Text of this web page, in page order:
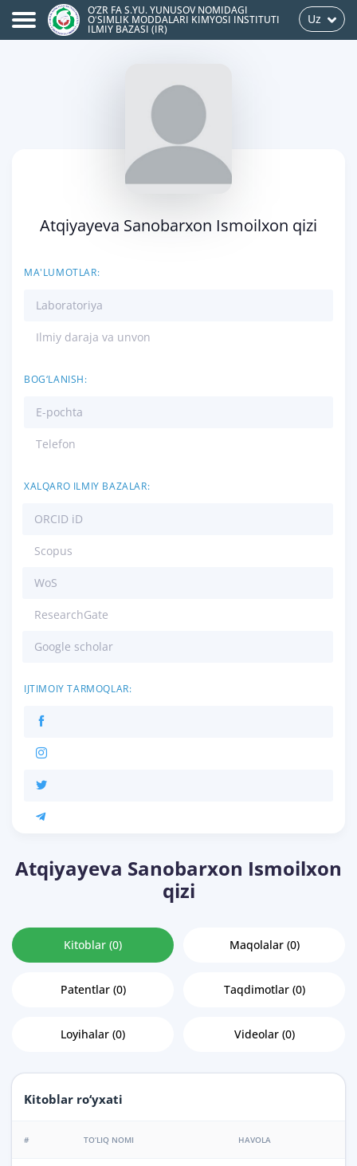
O‘ZR FA S.YU. YUNUSOV NOMIDAGI
OʻSIMLIK MODDALARI KIMYOSI INSTITUTI
ILMIY BAZASI (IR)
Uz
Atqiyayeva Sanobarxon Ismoilxon qizi
MA'LUMOTLAR:
Laboratoriya
Ilmiy daraja va unvon
BOG‘LANISH:
E-pochta
Telefon
XALQARO ILMIY BAZALAR:
ORCID iD
Scopus
WoS
ResearchGate
Google scholar
IJTIMOIY TARMOQLAR:
Atqiyayeva Sanobarxon Ismoilxon
qizi
Kitoblar (0) Maqolalar (0)
Patentlar (0) Taqdimotlar (0)
Loyihalar (0) Videolar (0)
Kitoblar ro‘yxati
# TO‘LIQ NOMI HAVOLA